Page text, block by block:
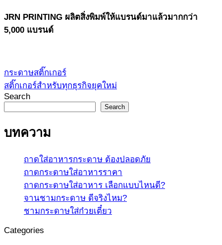
JRN PRINTING ผลิตสิ่งพิมพ์ให้แบรนด์มาแล้วมากกว่า
5,000 แบรนด์
กระดาษสติ๊กเกอร์
สติ๊กเกอร์สำหรับทุกธุรกิจยุคใหม่
Search
Search
บทความ
ถาดใส่อาหารกระดาษ ต้องปลอดภัย
ถาดกระดาษใส่อาหารราคา
ถาดกระดาษใส่อาหาร เลือกแบบไหนดี?
จานชามกระดาษ ดีจริงไหม?
ชามกระดาษใส่ก๋วยเตี๋ยว
Categories